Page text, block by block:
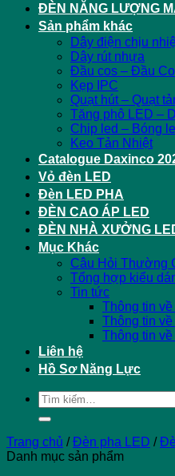
ĐÈN NĂNG LƯỢNG
Sản phẩm khác
Dây điện chịu
Dây rút nhựa
Đầu cos – Đầu
Kẹp IPC
Quạt hút – Quạt
Tăng phô LED –
Chip led – Bóng
Keo Tản Nhiệt
Catalogue Daxinco
Vỏ đèn LED
Đèn LED PHA
ĐÈN CAO ÁP LED
ĐÈN NHÀ XƯỞNG
Mục Khác
Câu Hỏi Thường
Tổng hợp kiểu
Tin tức
Thông tin
Thông tin
Thông tin
Liên hệ
Hồ Sơ Năng Lực
Tìm
kiếm:
Trang chủ / Đèn pha LED /
Danh mục sản phẩm